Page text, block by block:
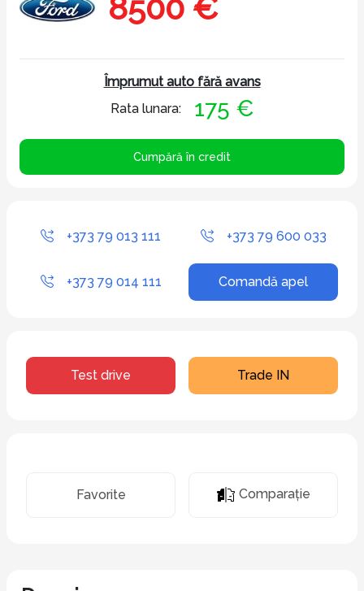
Împrumut auto fără avans
Rata lunara:
175 €
Cumpără în credit
+373 79 013 111 +373 79 600 033
+373 79 014 111 Comandă apel
Test drive Trade IN
Favorite Comparaţie